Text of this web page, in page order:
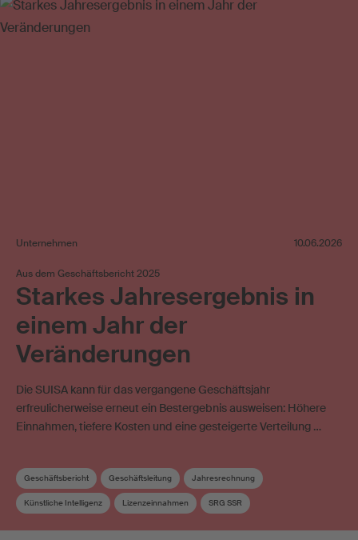
Unternehmen 10.06.2026
Aus dem Geschäftsbericht 2025
Starkes Jahresergebnis in
einem Jahr der
Veränderungen
Die SUISA kann für das vergangene Geschäftsjahr
erfreulicherweise erneut ein Bestergebnis ausweisen: Höhere
Einnahmen, tiefere Kosten und eine gesteigerte Verteilung …
Geschäftsbericht Geschäftsleitung Jahresrechnung
Künstliche Intelligenz Lizenzeinnahmen SRG SSR